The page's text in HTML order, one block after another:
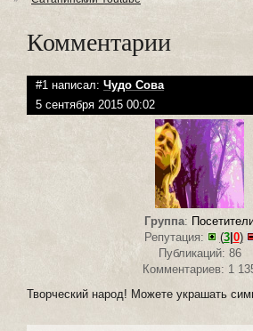
Комментарии
#1 написал: Чудо Сова
5 сентября 2015 00:02
Группа:
Репутация:
(3| 0)
Публикаций: 86
Комментариев: 1
Творческий народ! Можете украшать